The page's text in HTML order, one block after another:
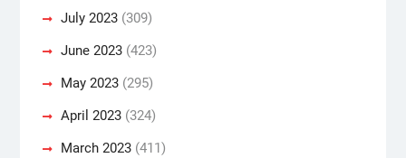
July 2023(309)
June 2023(423)
May 2023(295)
April 2023(324)
March 2023(411)